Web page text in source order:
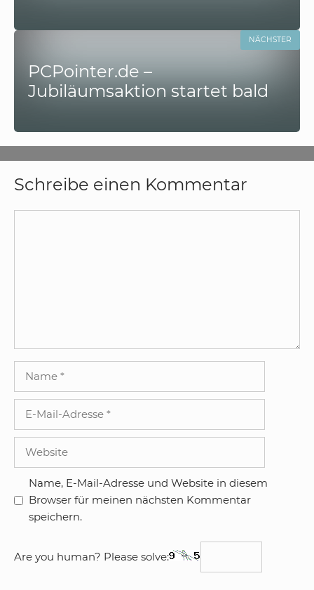
PCPointer.de –
Jubiläumsaktion startet bald
NÄCHSTER
Schreibe einen Kommentar
Adresse
Name, E-Mail-Adresse und Website in diesem
Browser für meinen nächsten Kommentar
speichern.
Are you human? Please solve: